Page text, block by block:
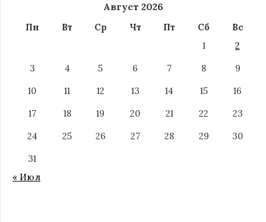
Август 2026
Пн Вт Ср Чт Пт Сб
Вс
1
2
3
4 5 6 7 8
9
10
11 12 13 14 15
16
17
18 19 20 21 22
23
24
25 26 27 28 29
30
31
« Июл